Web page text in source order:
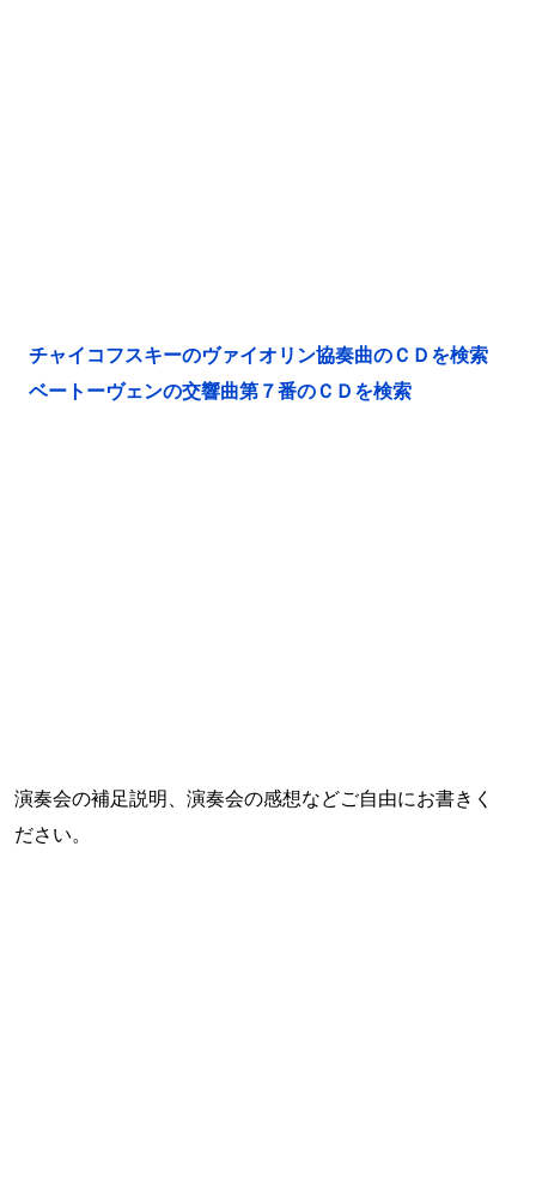
チャイコフスキーのヴァイオリン協奏曲のＣＤを検索
ベートーヴェンの交響曲第７番のＣＤを検索
演奏会の補足説明、演奏会の感想などご自由にお書きく
ださい。